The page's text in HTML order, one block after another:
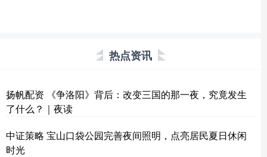
热点资讯
扬帆配资 《争洛阳》背后：改变三国的那一夜，究竟发生
了什么？｜夜读
中证策略 宝山口袋公园完善夜间照明，点亮居民夏日休闲
时光